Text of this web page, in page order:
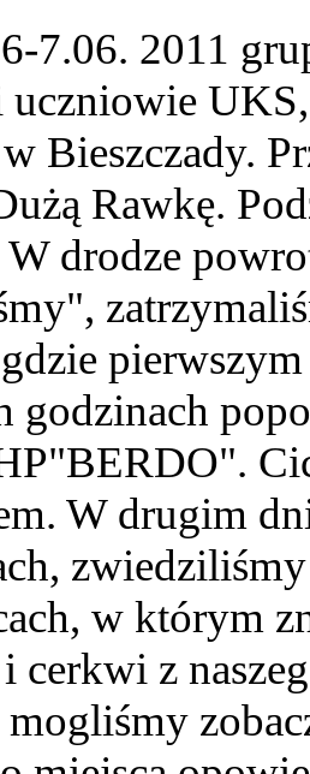
7.06. 2011
uczniowie
Bieszczady.
Rawkę.
W drodze
godzinach
W drugim
w którym
cerkwi z